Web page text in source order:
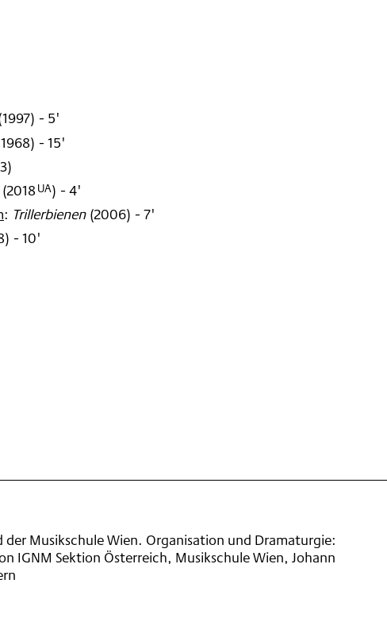
1997) - 5'
1968) - 15'
)
(2018UA) - 4'
: Trillerbienen (2006) - 7'
) - 10'
Musikschule Wien. Organisation und Dramaturgie:
IGNM Sektion Österreich, Musikschule Wien, Johann